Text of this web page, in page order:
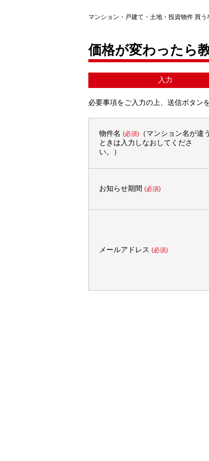
マンション・戸建て・土地・投資物件 買う
価格が変わったら
入力
必要事項をご入力の上、送信ボタン
物件名 (必須)（マンション名が違う
ときは入力しなおしてくださ
い。）
お知らせ期間 (必須)
メールアドレス (必須)